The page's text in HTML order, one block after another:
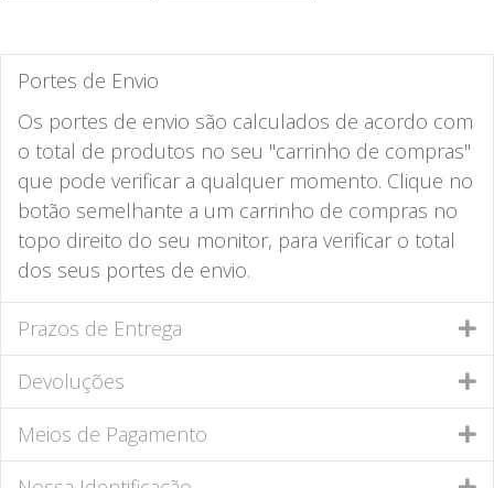
Portes de Envio
Os portes de envio são calculados de acordo com
o total de produtos no seu "carrinho de compras"
que pode verificar a qualquer momento. Clique no
botão semelhante a um carrinho de compras no
topo direito do seu monitor, para verificar o total
dos seus portes de envio.
Prazos de Entrega
Devoluções
Meios de Pagamento